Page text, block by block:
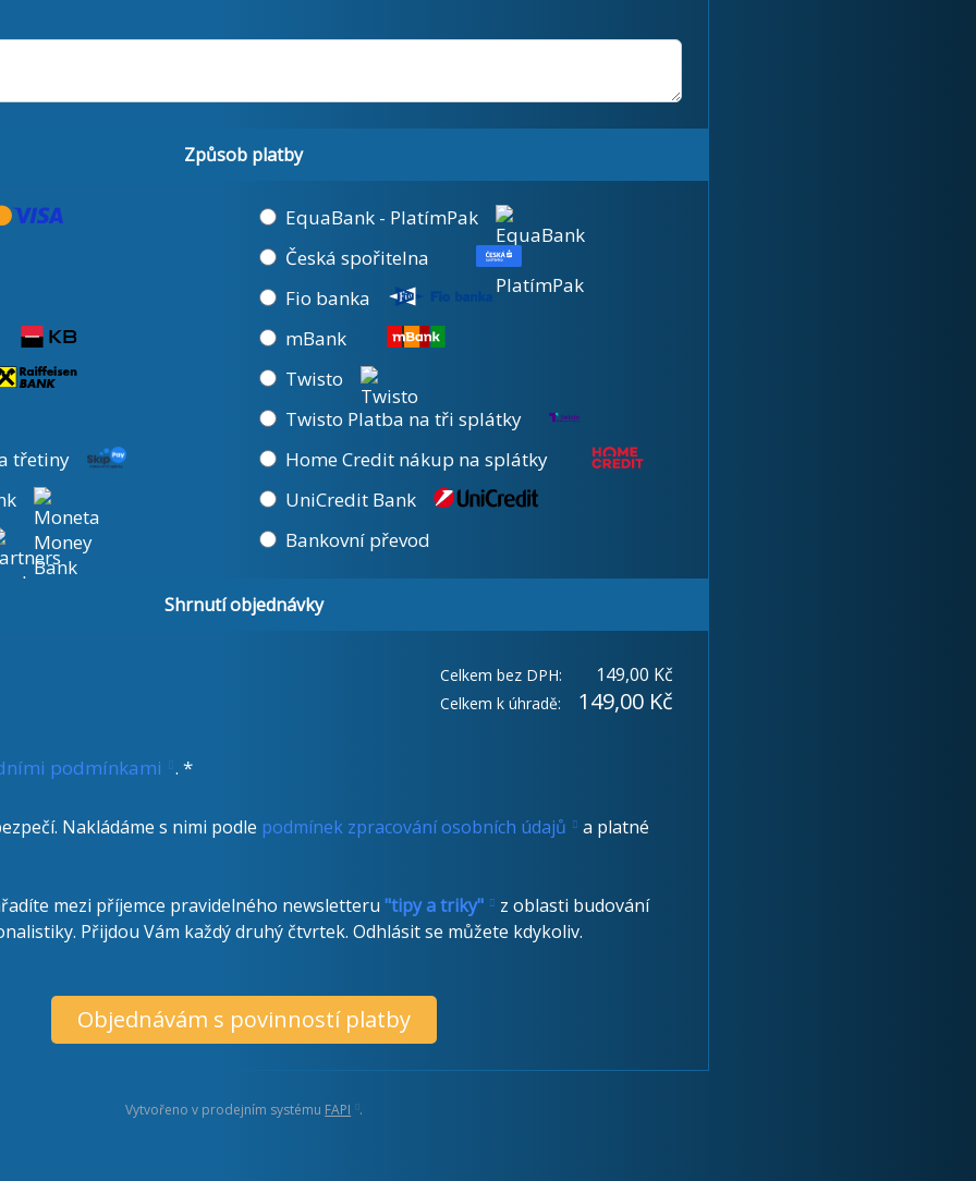
Způsob platby
EquaBank - PlatímPak
Česká spořitelna
Fio banka
mBank
Twisto
Twisto Platba na tři splátky
třetiny
Home Credit nákup na splátky
UniCredit Bank
Bankovní převod
Shrnutí objednávky
Celkem bez DPH: 149,00 Kč
Celkem k úhradě: 149,00 Kč
podmínkami . *
Nakládáme s nimi podle podmínek zpracování osobních údajů
a platné
mezi příjemce pravidelného newsletteru"tipy a triky"
z oblasti budování
Přijdou Vám každý druhý čtvrtek. Odhlásit se můžete kdykoliv.
Objednávám s povinností platby
Vytvořeno v prodejním systému FAPI .